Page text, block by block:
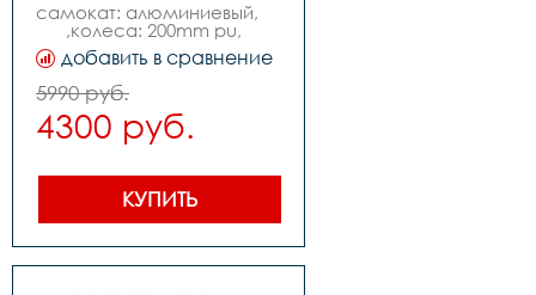
самокат: алюминиевый,
,колеса: 200mm pu,
,подшипник: abec-7,,вес:
3.3kg,,максимальная
нагрузка: 80kg
добавить в сравнение
5990 руб.
4300 руб.
КУПИТЬ